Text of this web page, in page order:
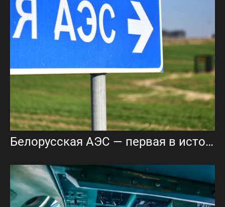
Белорусская АЭС — первая в истории страны атомная электростанция.